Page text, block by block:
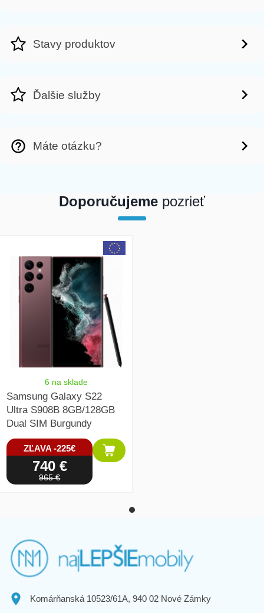
Stavy produktov
Ďalšie služby
Máte otázku?
Doporučujeme pozrieť
array(1) { [0]=> int(26064) }
6 na sklade
Samsung Galaxy S22
Ultra S908B 8GB/128GB
Dual SIM Burgundy
ZĽAVA -225€
740 €
965 €
Komárňanská 10523/61A, 940 02 Nové Zámky